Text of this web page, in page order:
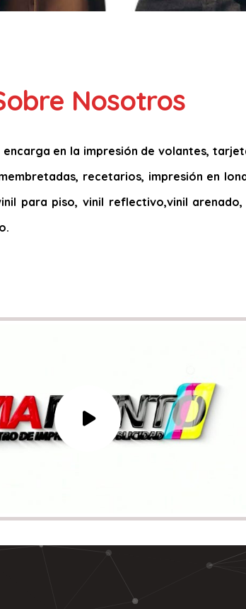
Nosotros
en la impresión de volantes,
recetarios, impresión en
para piso, vinil reflectivo,vinil